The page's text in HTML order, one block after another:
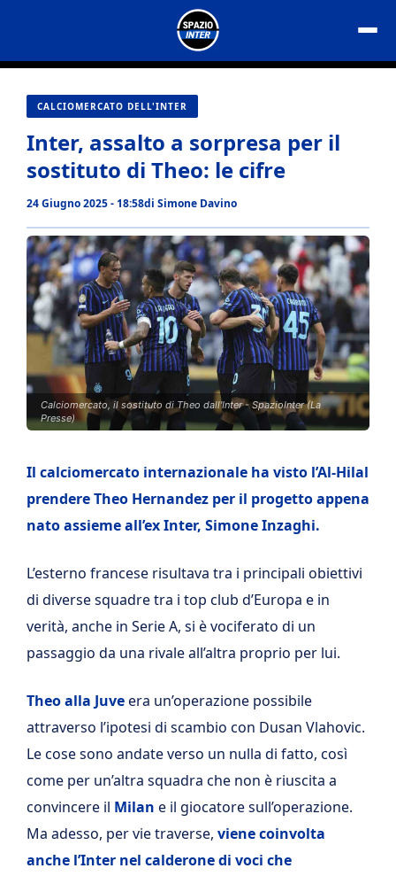
contenuto
CALCIOMERCATO DELL'INTER
Inter, assalto a sorpresa per il
sostituto di Theo: le cifre
24 Giugno 2025 - 18:58di Simone Davino
Calciomercato, il sostituto di Theo dall'Inter - SpazioInter (La
Presse)
Il calciomercato internazionale ha visto l’Al-Hilal
prendere Theo Hernandez per il progetto appena
nato assieme all’ex Inter, Simone Inzaghi.
L’esterno francese risultava tra i principali obiettivi
di diverse squadre tra i top club d’Europa e in
verità, anche in Serie A, si è vociferato di un
passaggio da una rivale all’altra proprio per lui.
Theo alla Juveera un’operazione possibile
attraverso l’ipotesi di scambio con Dusan Vlahovic.
Le cose sono andate verso un nulla di fatto, così
come per un’altra squadra che non è riuscita a
convincere il Milan e il giocatore sull’operazione.
Ma adesso, per vie traverse, viene coinvolta
anche l’Inter nel calderone di voci che